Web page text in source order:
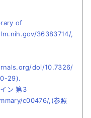
of
36383714/,
doi/10.7326/
29).
ン 第3
c00476/,(参照